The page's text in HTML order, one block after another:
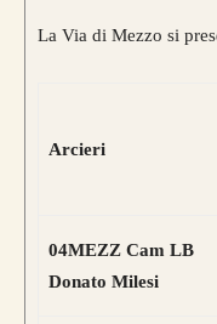
La Via di Mezzo si
Arcieri
04MEZZ Cam LB
Donato Milesi